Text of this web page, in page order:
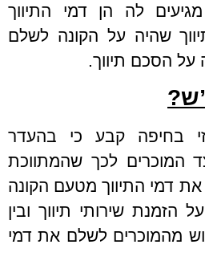
לה הן דמי התיווך
שהיה על הקונה לשלם
הסכם תיווך.
בחיפה קבע כי בהעדר
המוכרים לכך שהמתווכת
דמי התיווך מטעם הקונה
הזמנת שירותי תיווך ובין
מהמוכרים לשלם את דמי